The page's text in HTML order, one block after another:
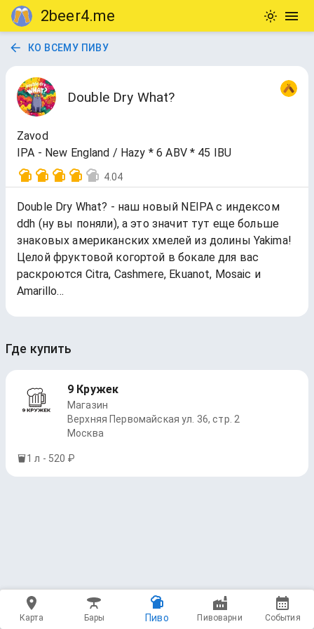
2beer4.me
КО ВСЕМУ ПИВУ
Double Dry What?
Zavod
IPA - New England / Hazy * 6 ABV * 45 IBU
4.04
Double Dry What? - наш новый NEIPA с индексом
ddh (ну вы поняли), а это значит тут еще больше
знаковых американских хмелей из долины Yakima!
Целой фруктовой когортой в бокале для вас
раскроются Citra, Cashmere, Ekuanot, Mosaic и
Amarillo…
Где купить
9 Кружек
Магазин
Верхняя Первомайская ул. 36, стр. 2
Москва
1 л - 520 ₽
Карта Бары Пиво Пивоварни События